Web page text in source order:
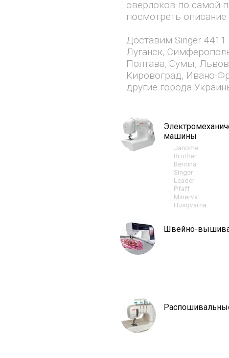
оверлоков по самой
посмотреть
Доставим Singer
Луганск,
Полтава, Сумы,
Кировоград, Ивано-
другие города
машины
Janome
Brother
Bernina
Singer
Leader
Pfaff
Minerva
Husqvarna
Швейно-